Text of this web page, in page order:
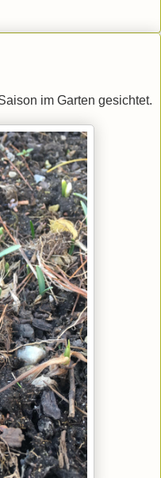
im Garten gesichtet.